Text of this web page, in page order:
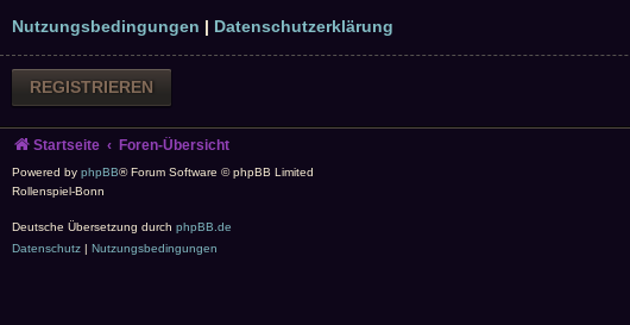
Nutzungsbedingungen | Datenschutzerklärung
REGISTRIEREN
Startseite Foren-Übersicht
Powered by phpBB® Forum Software © phpBB Limited
Rollenspiel-Bonn
Deutsche Übersetzung durch phpBB.de
Datenschutz
Nutzungsbedingungen